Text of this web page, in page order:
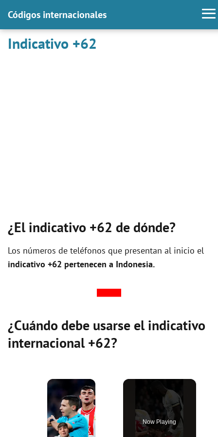
Códigos internacionales
Indicativo +62
¿El indicativo +62 de dónde?
Los números de teléfonos que presentan al inicio el
indicativo +62 pertenecen a Indonesia.
¿Cuándo debe usarse el indicativo
internacional +62?
×
Now Playing